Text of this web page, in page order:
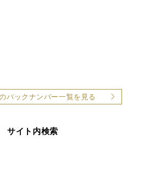
バックナンバー一覧を見る
サイト内検索